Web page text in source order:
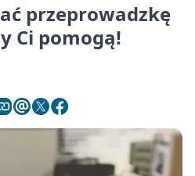
przeprowadzkę
Ci pomogą!